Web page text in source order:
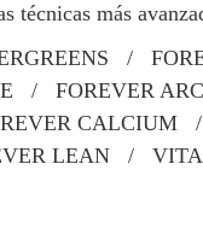
técnicas más
/
/ FOREVER
LEAN /